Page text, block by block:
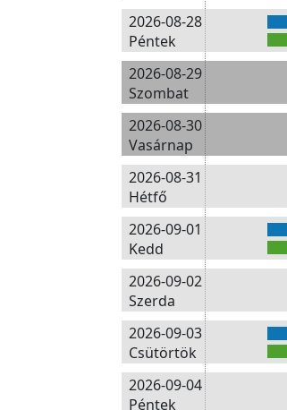
2026-08-28
Péntek
2026-08-29
Szombat
2026-08-30
Vasárnap
2026-08-31
Hétfő
2026-09-01
Kedd
2026-09-02
Szerda
2026-09-03
Csütörtök
2026-09-04
Péntek